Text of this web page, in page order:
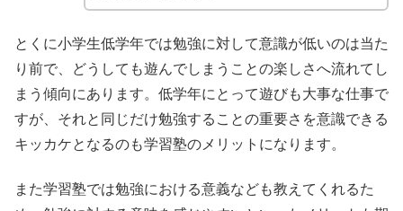
とくに小学生低学年では勉強に対して意識が低いのは当た
り前で、どうしても遊んでしまうことの楽しさへ流れてし
まう傾向にあります。低学年にとって遊びも大事な仕事で
すが、それと同じだけ勉強することの重要さを意識できる
キッカケとなるのも学習塾のメリットになります。
また学習塾では勉強における意義なども教えてくれるた